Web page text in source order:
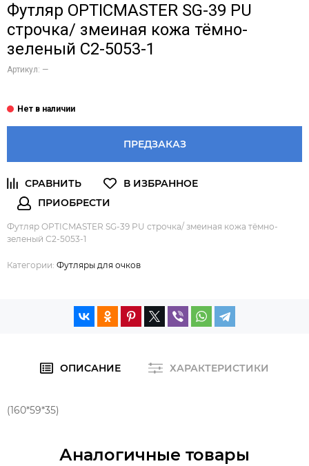
Футляр OPTICMASTER SG-39 PU
строчка/ змеиная кожа тёмно-
зеленый С2-5053-1
Артикул: —
ПРЕДЗАКАЗ
Футляр OPTICMASTER SG-39 PU строчка/ змеиная кожа тёмно-
зеленый С2-5053-1
Категории: Футляры для очков
ОПИСАНИЕ ХАРАКТЕРИСТИКИ
(160*59*35)
Аналогичные товары